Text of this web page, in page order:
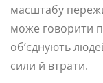
масштабу
може говорити
об’єднують
сили й втрати.